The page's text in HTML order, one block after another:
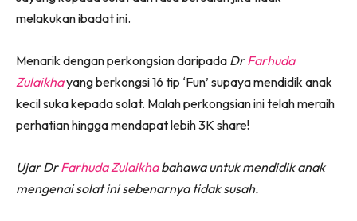
melakukan ibadat ini.
Menarik dengan perkongsian daripada DrFarhuda
Zulaikhayang berkongsi 16 tip ‘Fun’ supaya mendidik anak
kecil suka kepada solat. Malah perkongsian ini telah meraih
perhatian hingga mendapat lebih 3K share!
Ujar DrFarhuda Zulaikhabahawa untuk mendidik anak
mengenai solat ini sebenarnya tidak susah.